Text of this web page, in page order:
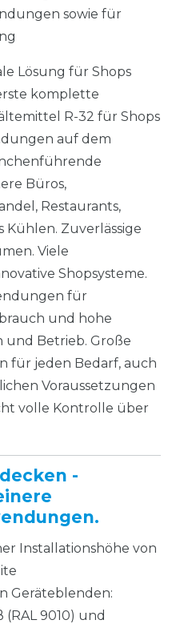
sowie für
Lösung für Shops
komplette
R-32 für Shops
auf dem
Büros,
Restaurants,
Kühlen. Zuverlässige
Viele
Shopsysteme.
für
und hohe
und Betrieb. Große
für jeden Bedarf, auch
Voraussetzungen
volle Kontrolle über
-
Installationshöhe von
Geräteblenden:
9010) und